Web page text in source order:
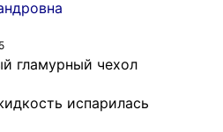
гламурный чехол
испарилась